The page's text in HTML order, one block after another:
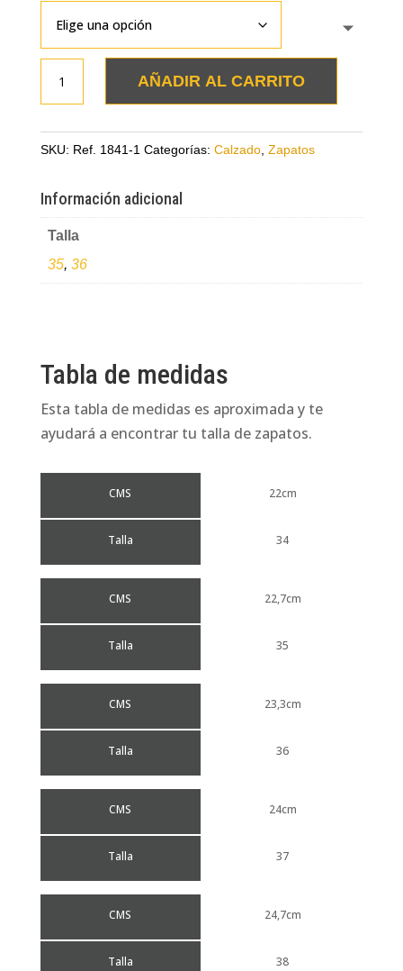
en
con
moño
cantidad
AÑADIR AL CARRITO
SKU: Ref. 1841-1 Categorías: Calzado, Zapatos
Información adicional
Talla
35, 36
Tabla de medidas
Esta tabla de medidas es aproximada y te
ayudará a encontrar tu talla de zapatos.
CMS
Talla
22cm
34
CMS
Talla
22,7cm
35
CMS
Talla
23,3cm
36
CMS
Talla
24cm
37
CMS
Talla
24,7cm
38